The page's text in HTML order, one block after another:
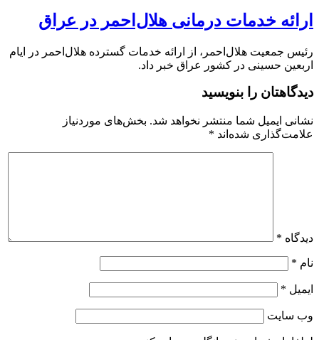
ارائه خدمات درمانی هلال‌احمر در عراق
رئیس جمعیت هلال‌احمر، از ارائه خدمات گسترده هلال‌احمر در ایام
اربعین حسینی در کشور عراق خبر داد.
دیدگاهتان را بنویسید
نشانی ایمیل شما منتشر نخواهد شد. بخش‌های موردنیاز
علامت‌گذاری شده‌اند *
دیدگاه *
نام *
ایمیل *
وب‌ سایت